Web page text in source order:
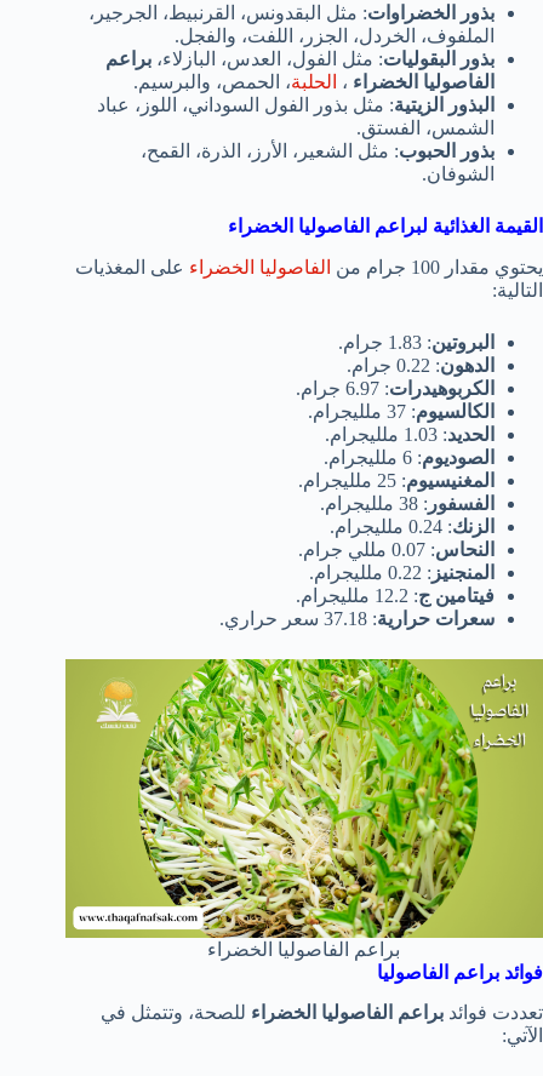
بذور الخضراوات: مثل البقدونس، القرنبيط، الجرجير،
الملفوف، الخردل، الجزر، اللفت، والفجل.
بذور البقوليات: مثل الفول، العدس، البازلاء، براعم
الفاصوليا الخضراء ، الحلبة، الحمص، والبرسيم.
البذور الزيتية: مثل بذور الفول السوداني، اللوز، عباد
الشمس، الفستق.
بذور الحبوب: مثل الشعير، الأرز، الذرة، القمح،
الشوفان.
القيمة الغذائية لبراعم الفاصوليا الخضراء
يحتوي مقدار 100 جرام من
الفاصوليا الخضراء على المغذيات
التالية:
البروتين: 1.83 جرام.
الدهون: 0.22 جرام.
الكربوهيدرات: 6.97 جرام.
الكالسيوم: 37 ملليجرام.
الحديد: 1.03 ملليجرام.
الصوديوم: 6 ملليجرام.
المغنيسيوم: 25 ملليجرام.
الفسفور : 38 ملليجرام.
الزنك: 0.24 ملليجرام.
النحاس: 0.07 مللي جرام.
المنجنيز : 0.22 ملليجرام.
فيتامين ج: 12.2 ملليجرام.
سعرات حرارية: 37.18 سعر حراري.
براعم الفاصوليا الخضراء
فوائد براعم الفاصوليا
تعددت فوائد براعم الفاصوليا الخضراء للصحة، وتتمثل في
الآتي: